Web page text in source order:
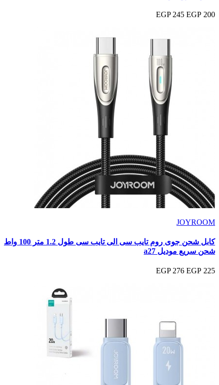
200 EGP
245 EGP
JOYROOM
كابل شحن جوى روم تايب سى الى تايب سى طول 1.2 متر 100 واط
شحن سريع موديل a27
225 EGP
276 EGP